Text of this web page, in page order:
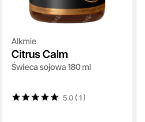
Alkmie
Citrus Calm
Świeca sojowa 180 ml
5.0 ( 1)